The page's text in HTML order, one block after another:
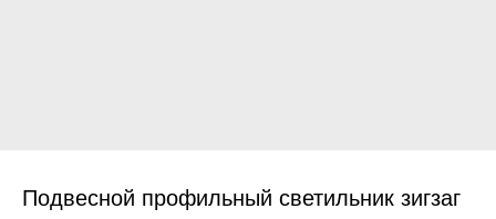
Подвесной профильный светильник зигзаг